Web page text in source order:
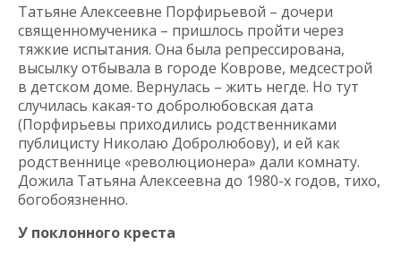
Татьяне Алексеевне Порфирьевой – дочери
священномученика – пришлось пройти через
тяжкие испытания. Она была репрессирована,
высылку отбывала в городе Коврове, медсестрой
в детском доме. Вернулась – жить негде. Но тут
случилась какая-то добролюбовская дата
(Порфирьевы приходились родственниками
публицисту Николаю Добролюбову), и ей как
родственнице «революционера» дали комнату.
Дожила Татьяна Алексеевна до 1980-х годов, тихо,
богобоязненно.
У поклонного креста